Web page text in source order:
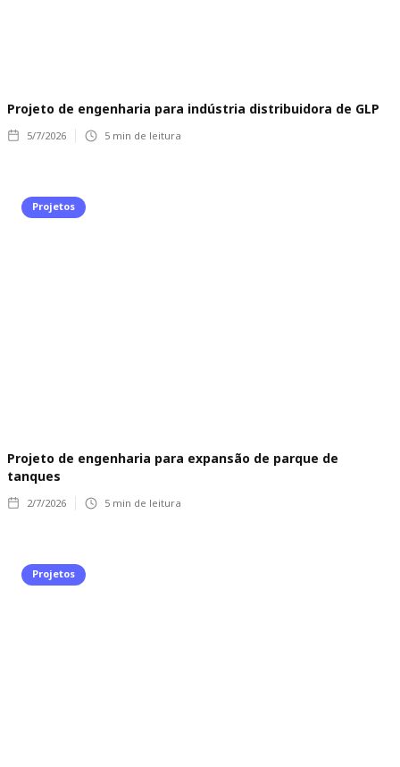
Projeto de engenharia para indústria distribuidora de GLP
5/7/2026 5 min de leitura
Projetos
Projeto de engenharia para expansão de parque de
tanques
2/7/2026 5 min de leitura
Projetos